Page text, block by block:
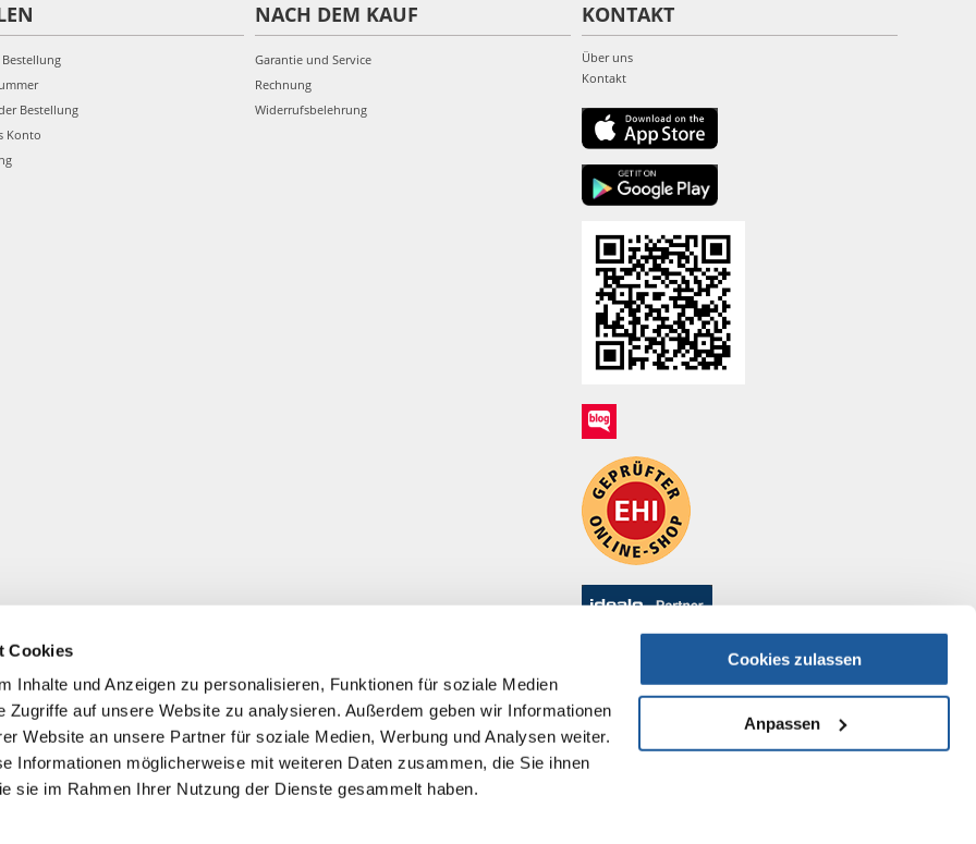
Cookies
Inhalte und Anzeigen zu personalisieren, Funktionen für soziale Medien
Zugriffe auf unsere Website zu analysieren. Außerdem geben wir Informationen
Website an unsere Partner für soziale Medien, Werbung und Analysen weiter.
Informationen möglicherweise mit weiteren Daten zusammen, die Sie ihnen
sie im Rahmen Ihrer Nutzung der Dienste gesammelt haben.
Cookies zulassen
Anpassen
Bestellung
Konto
NACH DEM KAUF
Garantie und Service
Rechnung
Widerrufsbelehrung
KONTAKT
Über uns
Kontakt